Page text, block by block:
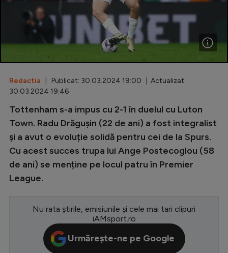
U21
Fotbal feminin
Special
Diverse
Inedit
Champions League
Europa League
CM 2026
Premier League
LaLiga
Redactia | Publicat: 30.03.2024 19:00 | Actualizat:
30.03.2024 19:46
Tottenham s-a impus cu 2-1 în duelul cu Luton
Town. Radu Drăgușin (22 de ani) a fost integralist
și a avut o evoluție solidă pentru cei de la Spurs.
Cu acest succes trupa lui Ange Postecoglou (58
de ani) se menține pe locul patru în Premier
League.
Nu rata știrile, emisiunile și cele mai tari clipuri
iAMsport.ro
Urmărește-ne pe Google